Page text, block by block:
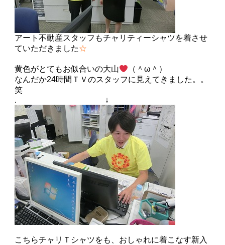
アート不動産スタッフもチャリティーシャツを着させ
ていただきました☆
黄色がとてもお似合いの大山
（＾ω＾）
なんだか24時間ＴＶのスタッフに見えてきました。。
笑
. ↓
こちらチャリＴシャツをも、おしゃれに着こなす新入